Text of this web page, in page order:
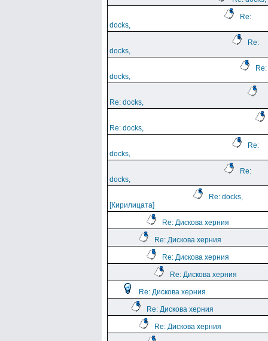
Re:
docks,
Re:
docks,
Re:
docks,
Re: docks,
Re: docks,
Re:
docks,
Re:
docks,
Re: docks,
[Кирилицата]
Re: Дискова херния
Re: Дискова херния
Re: Дискова херния
Re: Дискова херния
Re: Дискова херния
Re: Дискова херния
Re: Дискова херния